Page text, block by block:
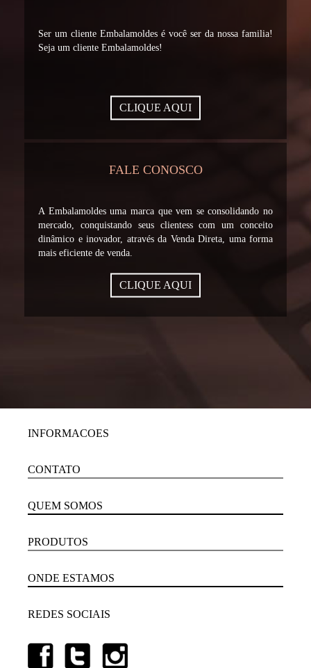
Ser um cliente Embalamoldes é você ser da nossa familia!
Seja um cliente Embalamoldes!
CLIQUE AQUI
FALE CONOSCO
A Embalamoldes uma marca que vem se consolidando no
mercado, conquistando seus clientess com um conceito
dinâmico e inovador, através da Venda Direta, uma forma
mais eficiente de venda.
CLIQUE AQUI
INFORMACOES
CONTATO
QUEM SOMOS
PRODUTOS
ONDE ESTAMOS
REDES SOCIAIS